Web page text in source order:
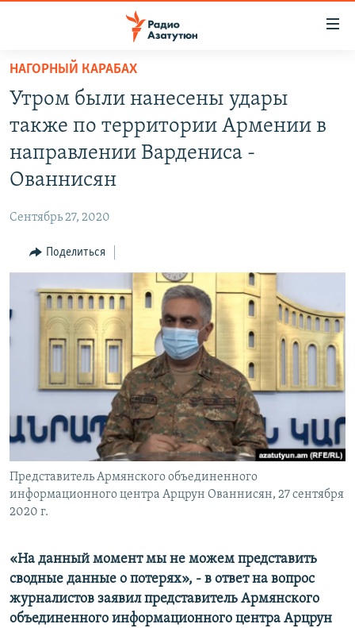
Перейти
основному
содержанию
основной
Перейти
поиску
НОВОСТИ
ОБЩЕСТВО
РЕГИОН
НАГОРНЫЙ КАРАБАХ
КУЛЬТУРА
СПОРТ
АРХИВ
Հայերեն
English
Русский
Все сайты Радио Азатутюн
НАГОРНЫЙ КАРАБАХ
Утром были нанесены удары
также по территории Армении в
направлении Вардениса -
Ованнисян
Сентябрь 27, 2020
Поделиться
Представитель Армянского объединенного
информационного центра Арцрун Ованнисян, 27 сентября
2020 г.
«На данный момент мы не можем представить
сводные данные о потерях», - в ответ на вопрос
журналистов заявил представитель Армянского
объединенного информационного центра Арцрун